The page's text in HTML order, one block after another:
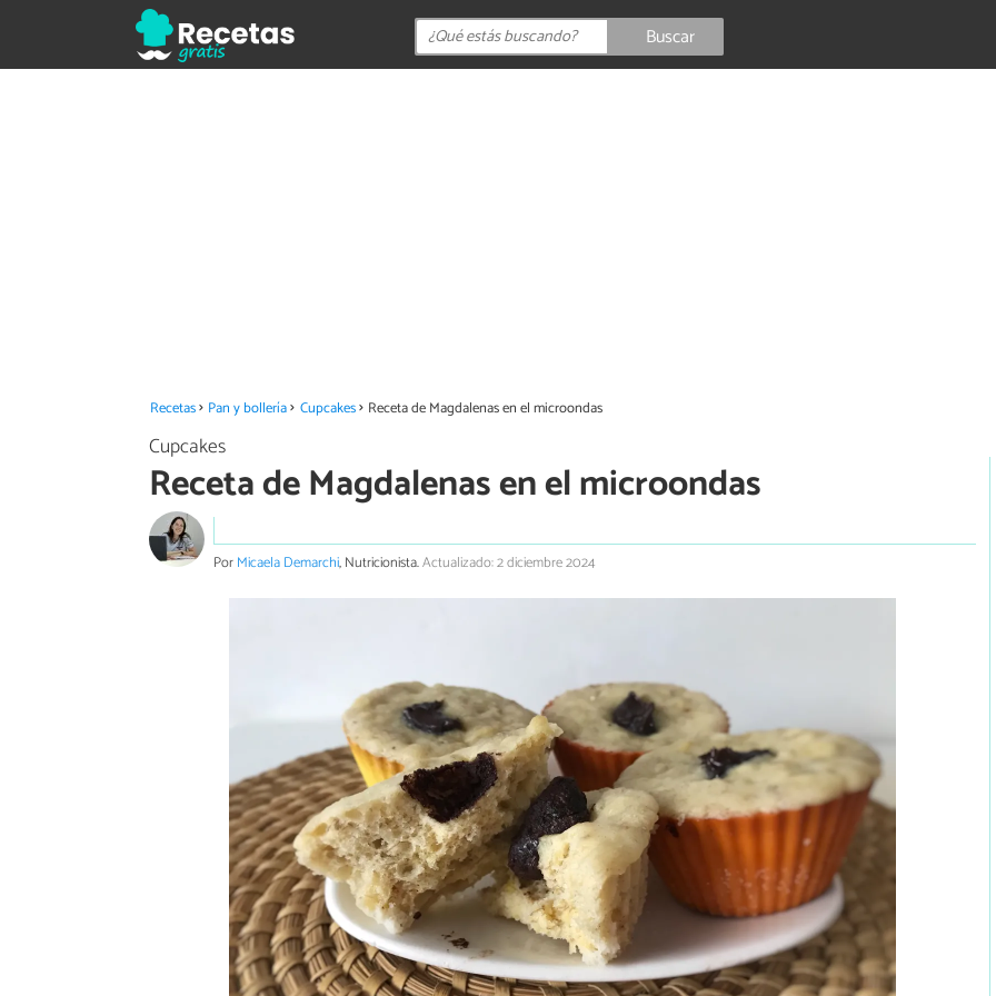
Buscar
Recetas Pan y bollería Cupcakes Receta de Magdalenas en el microondas
Cupcakes
Receta de Magdalenas en el microondas
PorMicaela Demarchi, Nutricionista.Actualizado: 2 diciembre 2024